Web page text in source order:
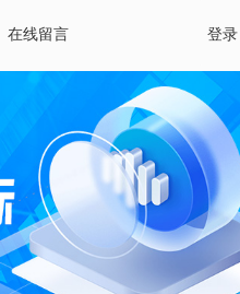
在线留言 登录